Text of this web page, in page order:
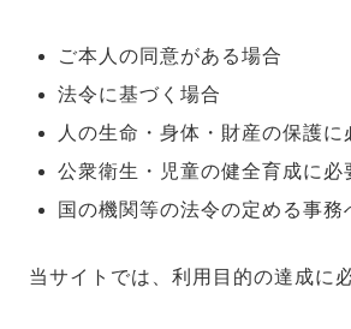
ご本人の同意がある場合
法令に基づく場合
人の生命・身体・財産の保護に
公衆衛生・児童の健全育成に必
国の機関等の法令の定める事務
当サイトでは、利用目的の達成に